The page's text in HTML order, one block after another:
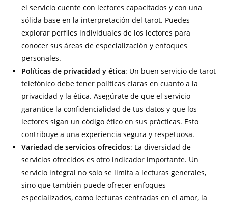
el servicio cuente con lectores capacitados y con una
sólida base en la interpretación del tarot. Puedes
explorar perfiles individuales de los lectores para
conocer sus áreas de especialización y enfoques
personales.
Políticas de privacidad y ética: Un buen servicio de tarot
telefónico debe tener políticas claras en cuanto a la
privacidad y la ética. Asegúrate de que el servicio
garantice la confidencialidad de tus datos y que los
lectores sigan un código ético en sus prácticas. Esto
contribuye a una experiencia segura y respetuosa.
Variedad de servicios ofrecidos: La diversidad de
servicios ofrecidos es otro indicador importante. Un
servicio integral no solo se limita a lecturas generales,
sino que también puede ofrecer enfoques
especializados, como lecturas centradas en el amor, la